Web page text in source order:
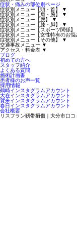
症状・痛みの部位別ページ
症状別メニュー【頭・首】
▼
症状別メニュー【肩・腕】
▼
症状別メニュー【腰】
▼
症状別メニュー【膝・脚】
▼
症状別メニュー【スポーツ関係】
症状別メニュー【女性特有のお悩
症状別メニュー【その他】
▼
交通事故メニュー ▼
アクセス・料金表 ▼
ブログ
初めての方へ
スタッフ紹介
よくある質問
施術計画書
患者様のお声一覧
採用情報
鶴崎インスタグラムアカウント
大在インスタグラムアカウント
賀来インスタグラムアカウント
春日インスタグラムアカウント
会社概要
リスフラン靭帯損傷｜大分市口